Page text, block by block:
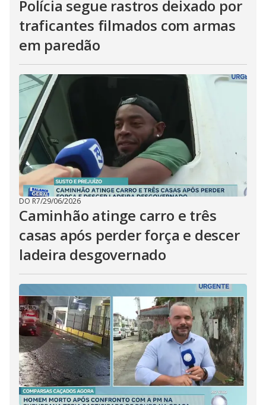
Polícia segue rastros deixado por
traficantes filmados com armas
em paredão
DO R7/29/06/2026
Caminhão atinge carro e três
casas após perder força e descer
ladeira desgovernado